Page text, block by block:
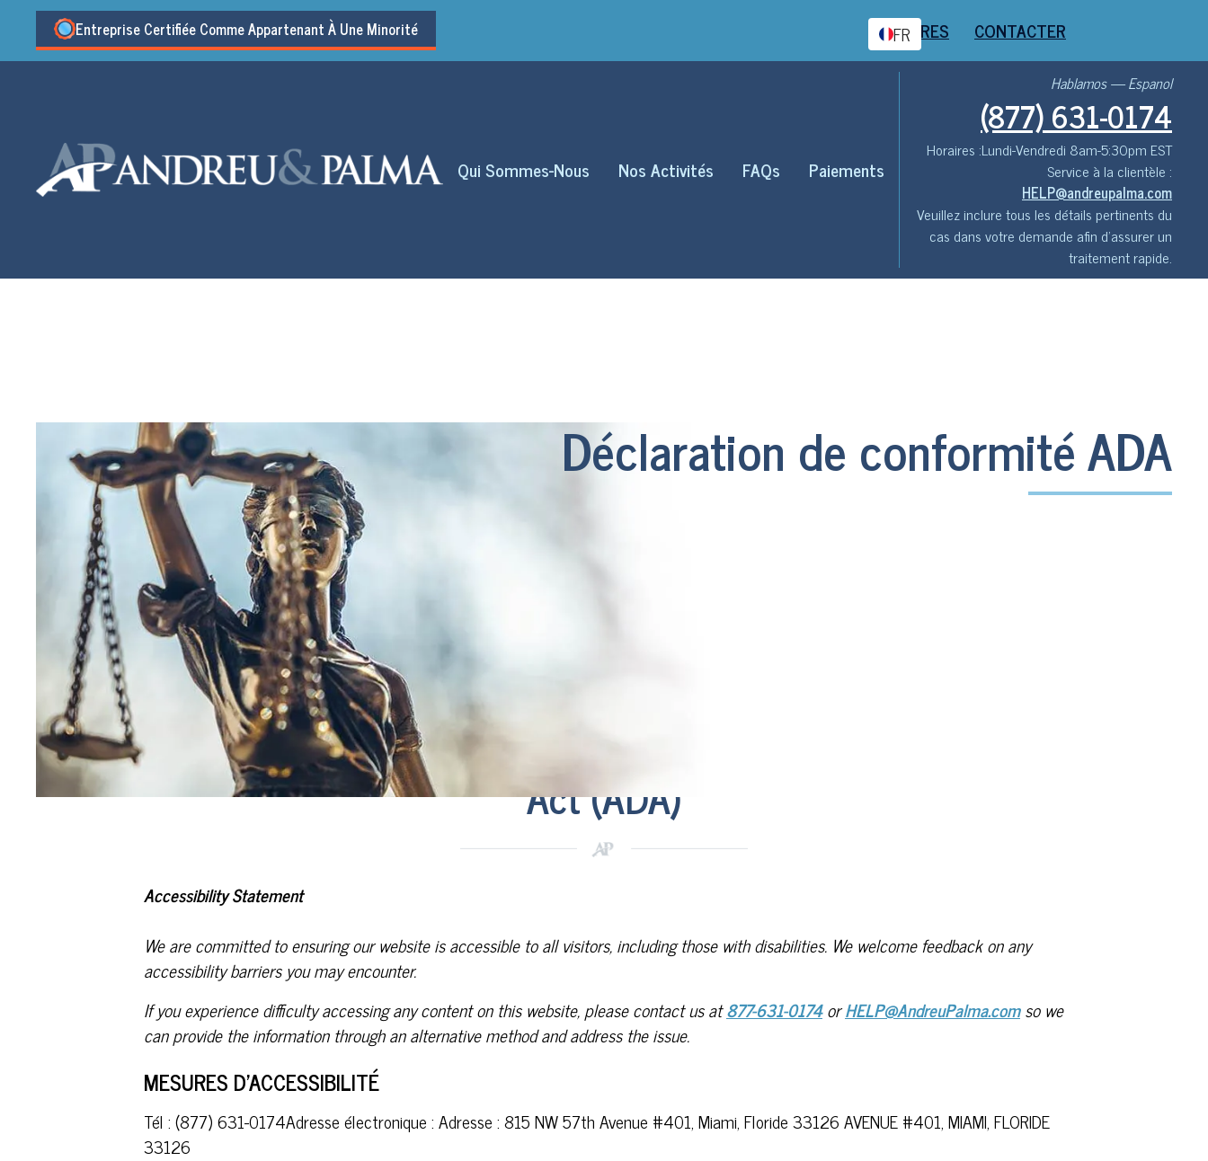
Entreprise Certifiée Comme Appartenant À Une Minorité CARRIÈRES CONTACTER
FR
Qui Sommes-Nous Nos Activités FAQs Paiements
Hablamos — Espanol
(877) 631-0174
Horaires :Lundi-Vendredi 8am-5:30pm EST
Service à la clientèle :
HELP@andreupalma.com
Veuillez inclure tous les détails pertinents du
cas dans votre demande afin d'assurer un
traitement rapide.
Déclaration de conformité ADA
Déclaration de conformité à l'Americans with Disabilities
Act (ADA)
Accessibility Statement
We are committed to ensuring our website is accessible to all visitors, including those with disabilities. We welcome feedback on any
accessibility barriers you may encounter.
If you experience difficulty accessing any content on this website, please contact us at877-631-0174orHELP@AndreuPalma.comso we
can provide the information through an alternative method and address the issue.
MESURES D'ACCESSIBILITÉ
Tél : (877) 631-0174Adresse électronique :Adresse : 815 NW 57th Avenue #401, Miami, Floride 33126AVENUE #401, MIAMI, FLORIDE
33126